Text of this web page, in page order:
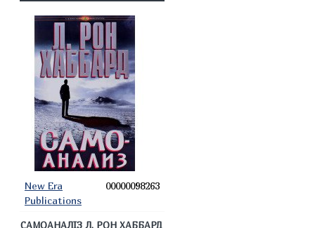
New Era
Publications
00000098263
САМОАНАЛІЗ Л. РОН ХАББАРД